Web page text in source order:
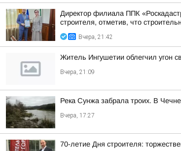
Директор филиала ППК
строителя, отметив, что
Вчера, 21:42
Житель Ингушетии облегчил угон
Вчера, 21:09
Река Сунжа забрала троих. В
Вчера, 17:27
70-летие Дня строителя: